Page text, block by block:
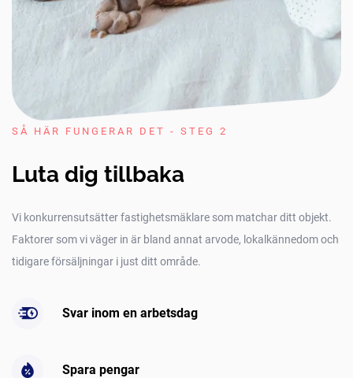
SÅ HÄR FUNGERAR DET - STEG 2
Luta dig tillbaka
Vi konkurrensutsätter fastighetsmäklare som matchar ditt objekt.
Faktorer som vi väger in är bland annat arvode, lokalkännedom och
tidigare försäljningar i just ditt område.
Svar inom en arbetsdag
Spara pengar